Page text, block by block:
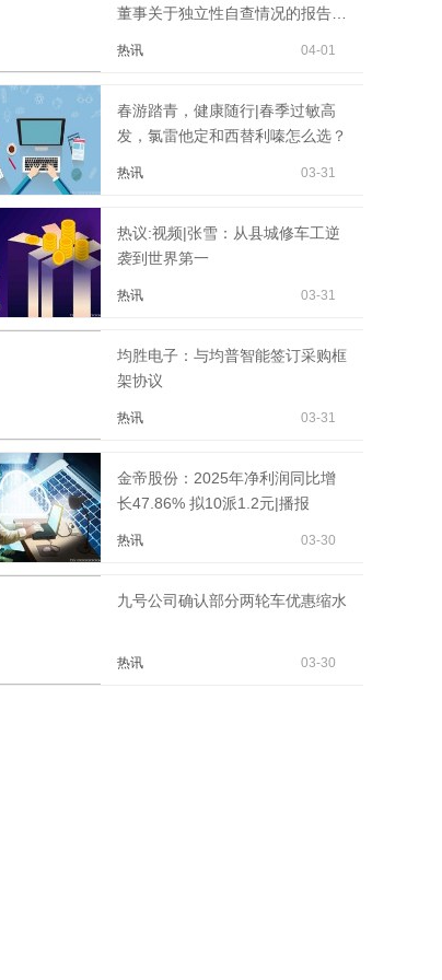
董事关于独立性自查情况的报告
热讯 04-01
春游踏青，健康随行|春季过敏高
发，氯雷他定和西替利嗪怎么选？
热讯 03-31
热议:视频|张雪：从县城修车工逆
袭到世界第一
热讯 03-31
均胜电子：与均普智能签订采购框
架协议
热讯 03-31
金帝股份：2025年净利润同比增
长47.86% 拟10派1.2元|播报
热讯 03-30
九号公司确认部分两轮车优惠缩水
热讯 03-30